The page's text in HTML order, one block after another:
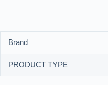
Brand
PRODUCT TYPE